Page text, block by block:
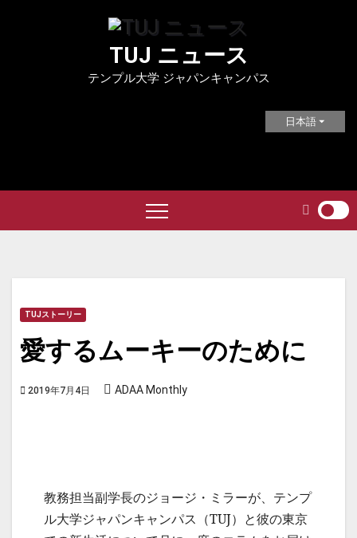
TUJ ニュース
テンプル大学 ジャパンキャンパス
日本語
TUJストーリー
愛するムーキーのために
2019年7月4日 ADAA Monthly
教務担当副学長のジョージ・ミラーが、テンプ
ル大学ジャパンキャンパス（TUJ）と彼の東京